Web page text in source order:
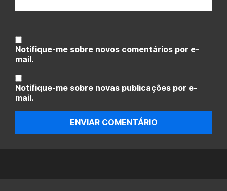
Notifique-me sobre novos comentários por e-
mail.
Notifique-me sobre novas publicações por e-
mail.
ENVIAR COMENTÁRIO